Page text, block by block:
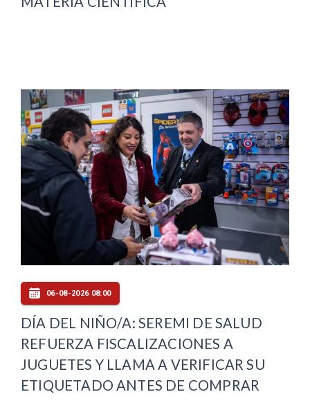
06-08-2026 08:00
DÍA DEL NIÑO/A: SEREMI DE SALUD
REFUERZA FISCALIZACIONES A
JUGUETES Y LLAMA A VERIFICAR SU
ETIQUETADO ANTES DE COMPRAR